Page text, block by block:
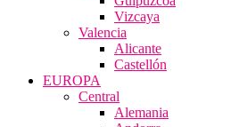
Vizcaya
Valencia
Alicante
Castellón
EUROPA
Central
Alemania